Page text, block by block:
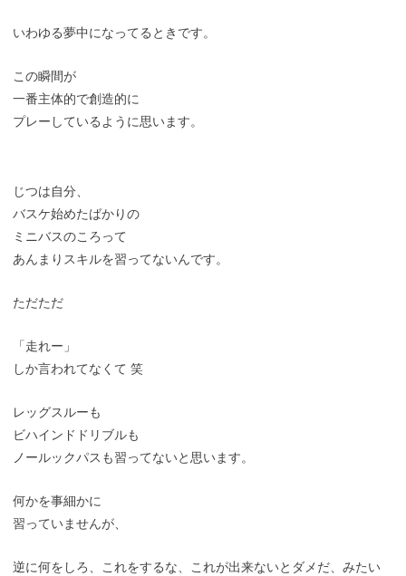
いわゆる夢中になってるときです。
この瞬間が
一番主体的で創造的に
プレーしているように思います。
じつは自分、
バスケ始めたばかりの
ミニバスのころって
あんまりスキルを習ってないんです。
ただただ
「走れー」
しか言われてなくて 笑
レッグスルーも
ビハインドドリブルも
ノールックパスも習ってないと思います。
何かを事細かに
習っていませんが、
逆に何をしろ、これをするな、これが出来ないとダメだ、みたい